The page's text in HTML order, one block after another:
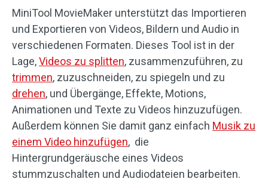
MiniTool MovieMaker unterstützt das Importieren
und Exportieren von Videos, Bildern und Audio in
verschiedenen Formaten. Dieses Tool ist in der
Lage,Videos zu splitten, zusammenzuführen, zu
trimmen, zuzuschneiden, zu spiegeln und zu
drehen, und Übergänge, Effekte, Motions,
Animationen und Texte zu Videos hinzuzufügen.
Außerdem können Sie damit ganz einfach Musik zu
einem Video hinzufügen, die
Hintergrundgeräusche eines Videos
stummzuschalten und Audiodateien bearbeiten.